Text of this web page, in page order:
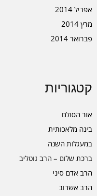
אפריל 2014
מרץ 2014
פברואר 2014
קטגוריות
אור הסולם
בינה מלאכותית
במעגלות השנה
ברכת שלום – הרב גוטליב
הרב אדם סיני
הרב אשרוב